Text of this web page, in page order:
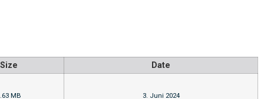
Size Date
MB 3. Juni 2024